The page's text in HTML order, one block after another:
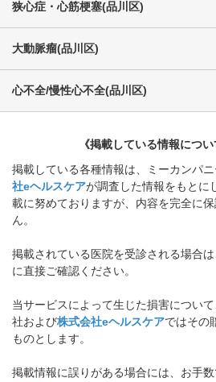
狭心症・心筋梗塞(品川区)
大動脈瘤(品川区)
心不全/慢性心不全(品川区)
《掲載している情報につい
掲載している各種情報は、ミーカンパ
社eヘルスケアが調査した情報をもとに
載に努めておりますが、内容を完全に
ん。
掲載されている医院を受診される場合
に直接ご確認ください。
当サービスによって生じた損害につい
社および株式会社eヘルスケアではその
ものとします。
掲載情報に誤りがある場合には、お手数